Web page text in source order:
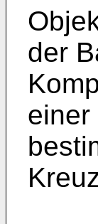
der
einer